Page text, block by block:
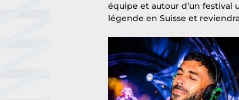
équipe et autour d’un festival
légende en Suisse et